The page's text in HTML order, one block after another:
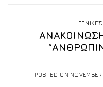
POSTED ON